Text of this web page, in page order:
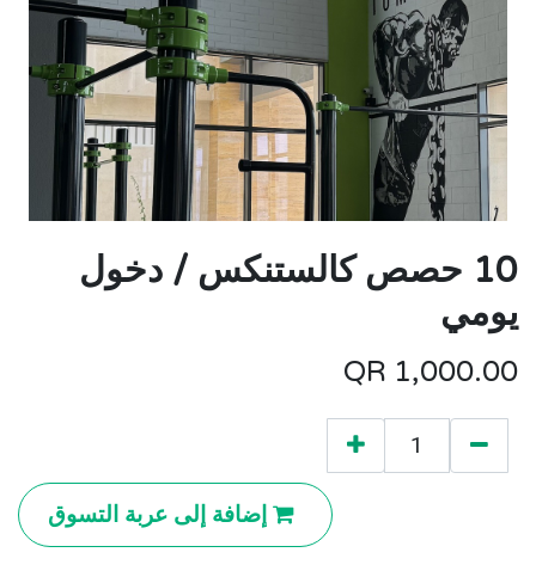
10 حصص كالستنكس / دخول
يومي
1,000.00
إضافة إلى عربة التسوق